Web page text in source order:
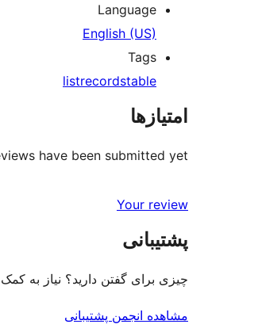
Language
English (US)
Tags
listrecordstable
امتیازها
have been submitted yet.
Your review
پشتیبانی
چیزی برای گفتن دارید؟ نیاز به کمک
مشاهده انجمن پشتیبانی